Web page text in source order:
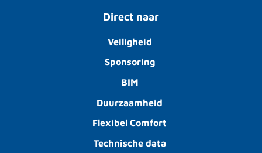
Direct naar
Veiligheid
Sponsoring
BIM
Duurzaamheid
Flexibel Comfort
Technische data